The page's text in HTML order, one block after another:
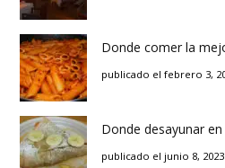
Donde comer la
publicado el febrero 3,
Donde desayunar en
publicado el junio 8, 2023